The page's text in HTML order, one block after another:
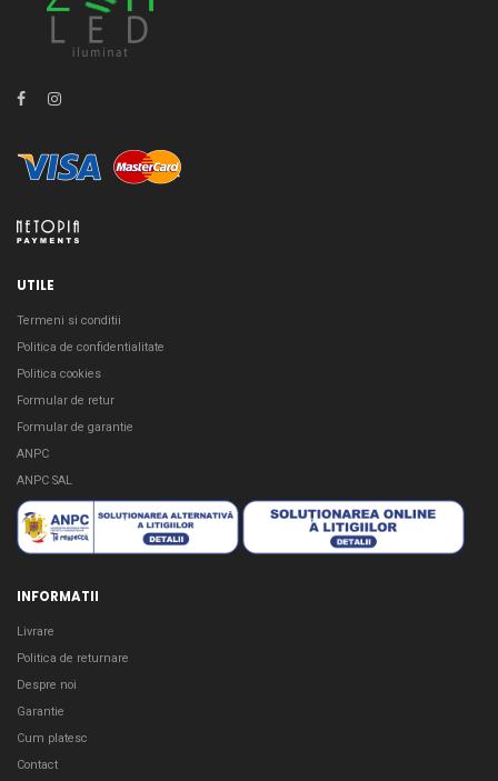
UTILE
Termeni si conditii
Politica de confidentialitate
Politica cookies
Formular de retur
Formular de garantie
ANPC
ANPC SAL
INFORMATII
Livrare
Politica de returnare
Despre noi
Garantie
Cum platesc
Contact